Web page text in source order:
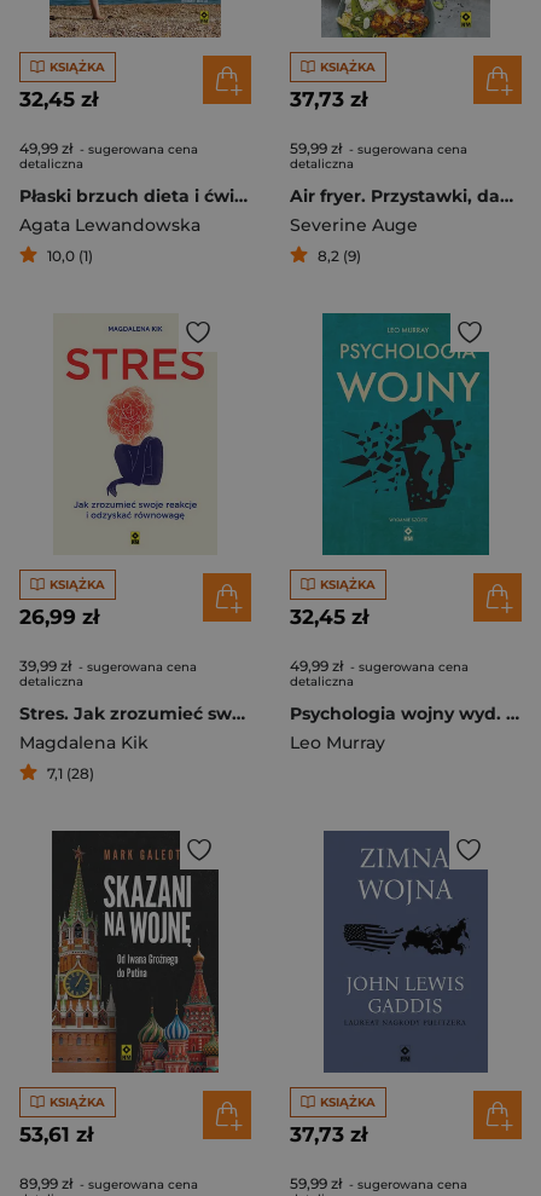
KSIĄŻKA
32,45 zł
49,99 zł - sugerowana cena
detaliczna
Płaski brzuch dieta i ćwiczenia wyd. 2026
Agata Lewandowska
10,0 (1)
KSIĄŻKA
37,73 zł
59,99 zł - sugerowana cena
detaliczna
Air fryer. Przystawki, dania główne i desery
Severine Auge
8,2 (9)
KSIĄŻKA
26,99 zł
39,99 zł - sugerowana cena
detaliczna
Stres. Jak zrozumieć swoje reakcje i odzyskać równowagę
Magdalena Kik
7,1 (28)
KSIĄŻKA
32,45 zł
49,99 zł - sugerowana cena
detaliczna
Psychologia wojny wyd. 2026
Leo Murray
KSIĄŻKA
53,61 zł
89,99 zł - sugerowana cena
KSIĄŻKA
37,73 zł
59,99 zł - sugerowana cena